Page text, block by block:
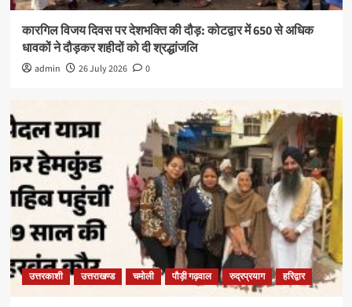
कारगिल विजय दिवस पर देशभक्ति की दौड़: कोटद्वार में 650 से अधिक
धावकों ने दौड़कर शहीदों को दी श्रद्धांजलि
admin 26 July 2026 0
उत्तरकाशी उत्तराखण्ड चमोली पौड़ी गढ़वाल रुद्रप्रयाग हरिद्वार